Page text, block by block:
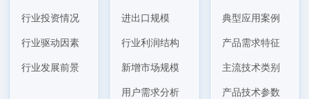
行业投资情况
行业驱动因素
行业发展前景
进出口规模
行业利润结构
新增市场规模
用户需求分析
典型应用案例
产品需求特征
主流技术类别
产品技术参数